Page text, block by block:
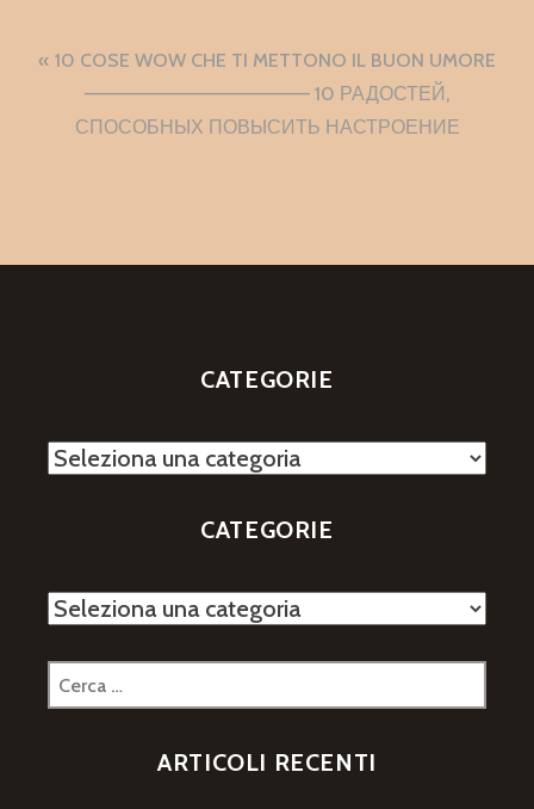
Navigazione
articoli
10 COSE WOW CHE TI METTONO IL BUON UMORE
———————————————– 10 РАДОСТЕЙ,
СПОСОБНЫХ ПОВЫСИТЬ НАСТРОЕНИЕ
CATEGORIE
Categorie
CATEGORIE
Categorie
Ricerca
per:
ARTICOLI RECENTI